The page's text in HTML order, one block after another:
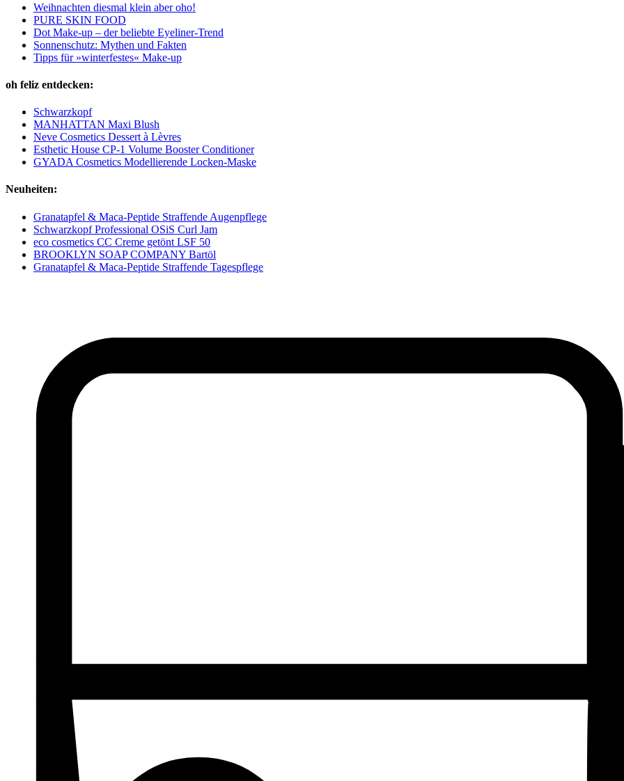
Weihnachten diesmal klein aber oho!
PURE SKIN FOOD
Dot Make-up – der beliebte Eyeliner-Trend
Sonnenschutz: Mythen und Fakten
Tipps für »winterfestes« Make-up
oh feliz entdecken:
Schwarzkopf
MANHATTAN Maxi Blush
Neve Cosmetics Dessert à Lèvres
Esthetic House CP-1 Volume Booster Conditioner
GYADA Cosmetics Modellierende Locken-Maske
Neuheiten:
Granatapfel & Maca-Peptide Straffende Augenpflege
Schwarzkopf Professional OSiS Curl Jam
eco cosmetics CC Creme getönt LSF 50
BROOKLYN SOAP COMPANY Bartöl
Granatapfel & Maca-Peptide Straffende Tagespflege